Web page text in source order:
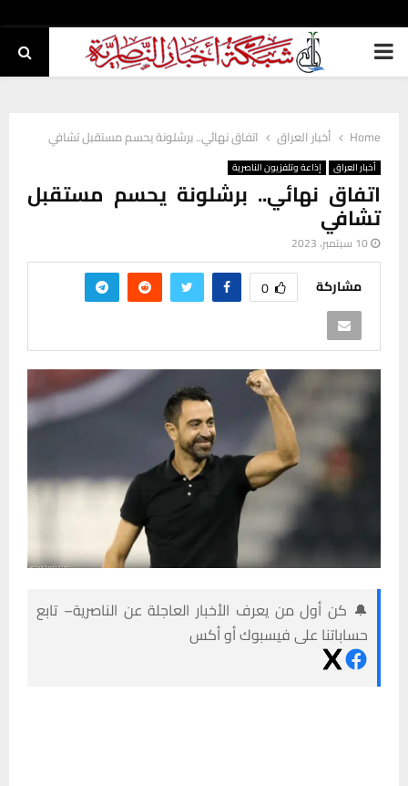
PRIMARY
Home أخبار العراق اتفاق نهائي.. برشلونة يحسم مستقبل تشافي
أخبار العراق إذاعة وتلفزيون الناصرية
اتفاق نهائي.. برشلونة يحسم مستقبل
تشافي
10 سبتمبر، 2023
مشاركة 0
🔔 كن أول من يعرف الأخبار العاجلة عن الناصرية– تابع
حساباتنا على فيسبوك أو أكس